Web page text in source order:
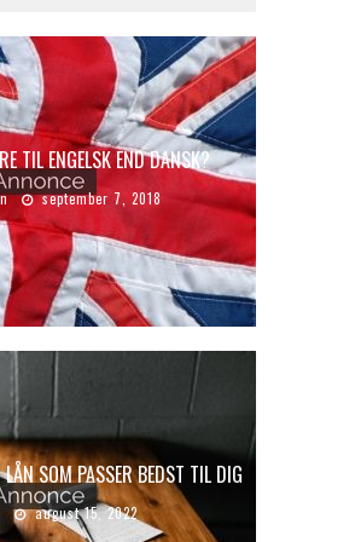
TIL ENGELSK END DANSK?
september 7, 2018
SOM PASSER BEDST TIL DIG
august 15, 2022